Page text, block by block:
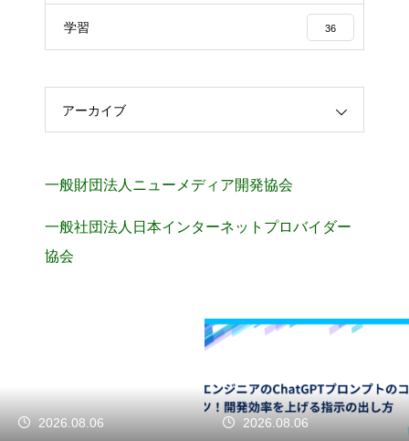
学習 36
アーカイブ
一般財団法人ニューメディア開発協会
一般社団法人日本インターネットプロバイダー
協会
2026.08.06 2026.08.06